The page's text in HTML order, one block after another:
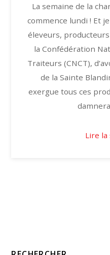
La semaine de la
commence lundi ! Et
éleveurs,
la Confédération
Traiteurs (CNCT),
de la Sainte
exergue tous ces
Lire la